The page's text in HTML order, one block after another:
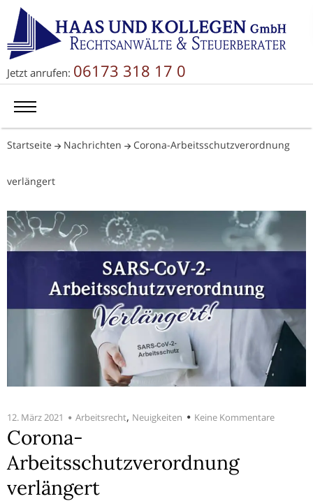
Jetzt anrufen: 06173 318 17 0
Startseite Nachrichten Corona-Arbeitsschutzverordnung
verlängert
12. März 2021 Arbeitsrecht, Neuigkeiten Keine Kommentare
Corona-
Arbeitsschutzverordnung
verlängert